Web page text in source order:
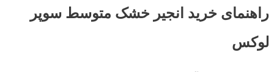
راهنمای خرید انجیر خشک متوسط سوپر
لوکس